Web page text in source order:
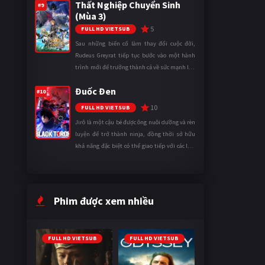
thành một mạo hiểm gi ...
#9
Thất Nghiệp Chuyển Sinh
(Mùa 3)
FULL HD VIETSUB 5
Sau những biến cố làm thay đổi cuộc đời,
Rudeus Greyrat tiếp tục bước vào một hành
trình mới để trưởng thành cả về sức mạnh lẫn
ngày càng khắc nghiệt, anh ...
#10 Đuốc Đen
FULL HD VIETSUB 10
Jirô là một cậu bé được ông nuôi dưỡng và rèn
luyện để trở thành ninja, đồng thời sở hữu
khả năng đặc biệt có thể giao tiếp với các loài
Phim được xem nhiều
FULL HD VIETSUB FULL HD VIETSUB